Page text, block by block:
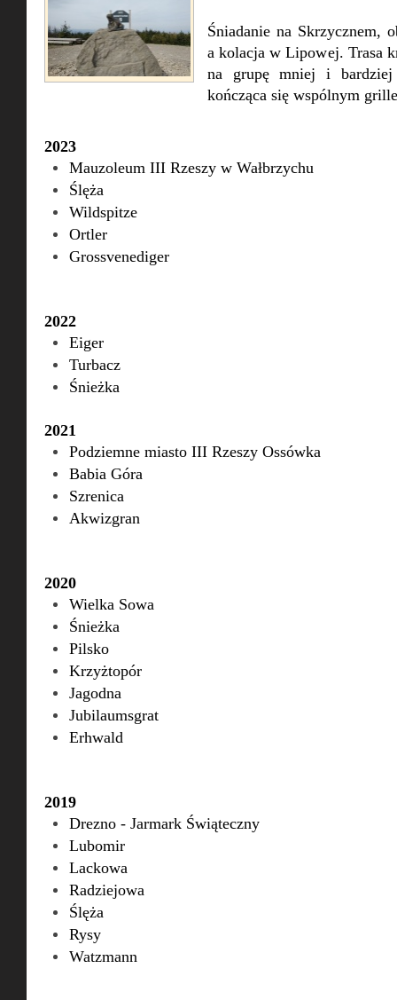
Śniadanie na Skrzycznem,
a kolacja w Lipowej. Trasa
na grupę mniej i bardziej
kończąca się wspólnym
2023
Mauzoleum III Rzeszy w Wałbrzychu
Ślęża
Wildspitze
Ortler
Grossvenediger
2022
Eiger
Turbacz
Śnieżka
2021
Podziemne miasto III Rzeszy Ossówka
Babia Góra
Szrenica
Akwizgran
2020
Wielka Sowa
Śnieżka
Pilsko
Krzyżtopór
Jagodna
Jubilaumsgrat
Erhwald
2019
Drezno - Jarmark Świąteczny
Lubomir
Lackowa
Radziejowa
Ślęża
Rysy
Watzmann